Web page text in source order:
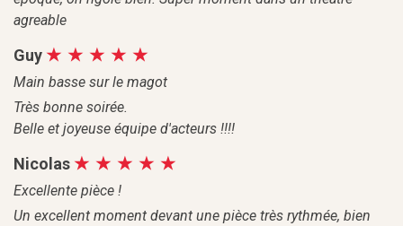
agreable
Guy
Main basse sur le magot
Très bonne soirée.
Belle et joyeuse équipe d'acteurs !!!!
Nicolas
Excellente pièce !
Un excellent moment devant une pièce très rythmée, bien